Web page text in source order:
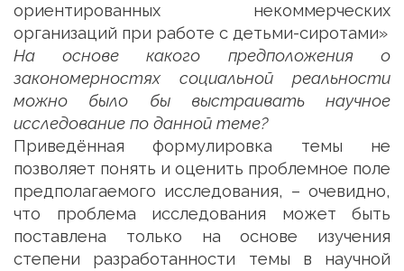
ориентированных некоммерческих
организаций при работе с детьми-сиротами»
На основе какого предположения о
закономерностях социальной реальности
можно было бы выстраивать научное
исследование по данной теме?
Приведённая формулировка темы не
позволяет понять и оценить проблемное поле
предполагаемого исследования, – очевидно,
что проблема исследования может быть
поставлена только на основе изучения
степени разработанности темы в научной